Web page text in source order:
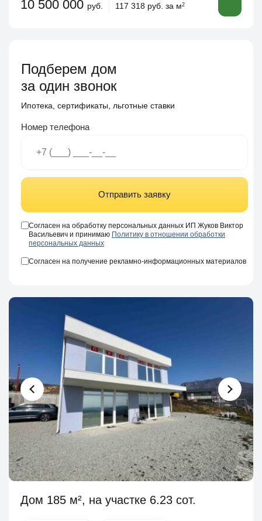
10 500 000 руб. 117 318 руб. за м2
Подберем дом
за один звонок
Ипотека, сертификаты, льготные ставки
Номер телефона
Отправить заявку
Согласен на обработку персональных данных ИП Жуков Виктор
Васильевич и принимаю Политику в отношении обработки
персональных данных
Согласен на получение рекламно-информационных материалов
Дом 185 м², на участке 6.23 сот.